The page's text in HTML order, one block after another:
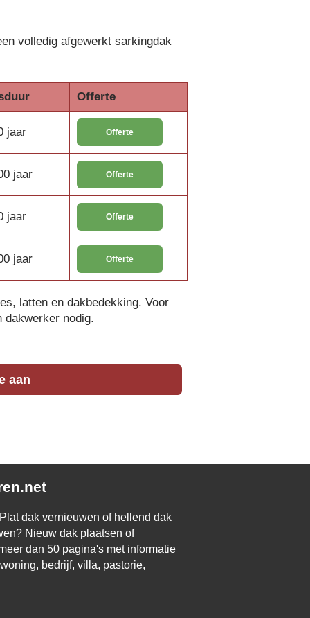
volledig afgewerkt sarkingdak
Offerte
jaar Offerte
jaar Offerte
jaar Offerte
jaar Offerte
latten en dakbedekking. Voor
dakwerker nodig.
aan
dak vernieuwen of hellend dak
Nieuw dak plaatsen of
dan 50 pagina's met informatie
bedrijf, villa, pastorie,